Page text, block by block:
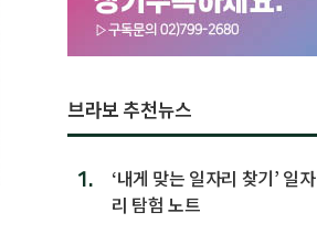
브라보 추천뉴스
1.
‘내게 맞는 일자리 찾기’ 일자
리 탐험 노트